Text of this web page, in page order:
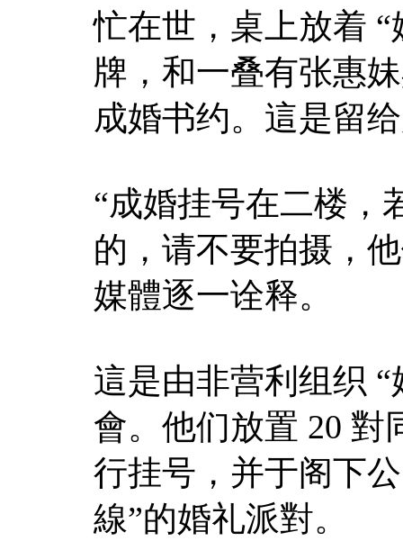
忙在世，桌上放着
牌，和一叠有张惠
成婚书约。這是留
“成婚挂号在二楼，
的，请不要拍摄，
媒體逐一诠释。
這是由非营利组织
會。他们放置 20 對
行挂号，并于阁下
線”的婚礼派對。